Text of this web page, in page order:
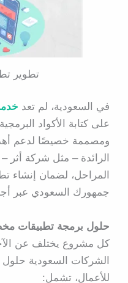
تطوير
في السعودية، لم تعد
على كتابة الأكواد
ومصممة خصيصًا لدعم
الرائدة – مثل شركة
المراحل، لضمان إنشاء
جمهورك السعودي عبر
حلول برمجة تطبيقات
كل مشروع يختلف عن
الشركات السعودية حلول
للأعمال، تشمل: